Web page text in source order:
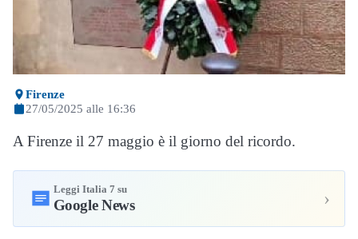
Firenze
27/05/2025 alle 16:36
A Firenze il 27 maggio è il giorno del ricordo.
Leggi Italia 7 su
Google News ›